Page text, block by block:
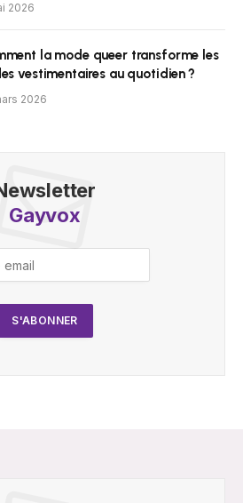
2026
la mode queer transforme les
vestimentaires au quotidien ?
2026
Gayvox